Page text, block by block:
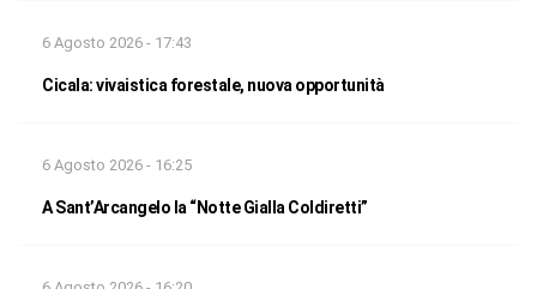
6 Agosto 2026 - 17:43
Cicala: vivaistica forestale, nuova opportunità
6 Agosto 2026 - 16:25
A Sant’Arcangelo la “Notte Gialla Coldiretti”